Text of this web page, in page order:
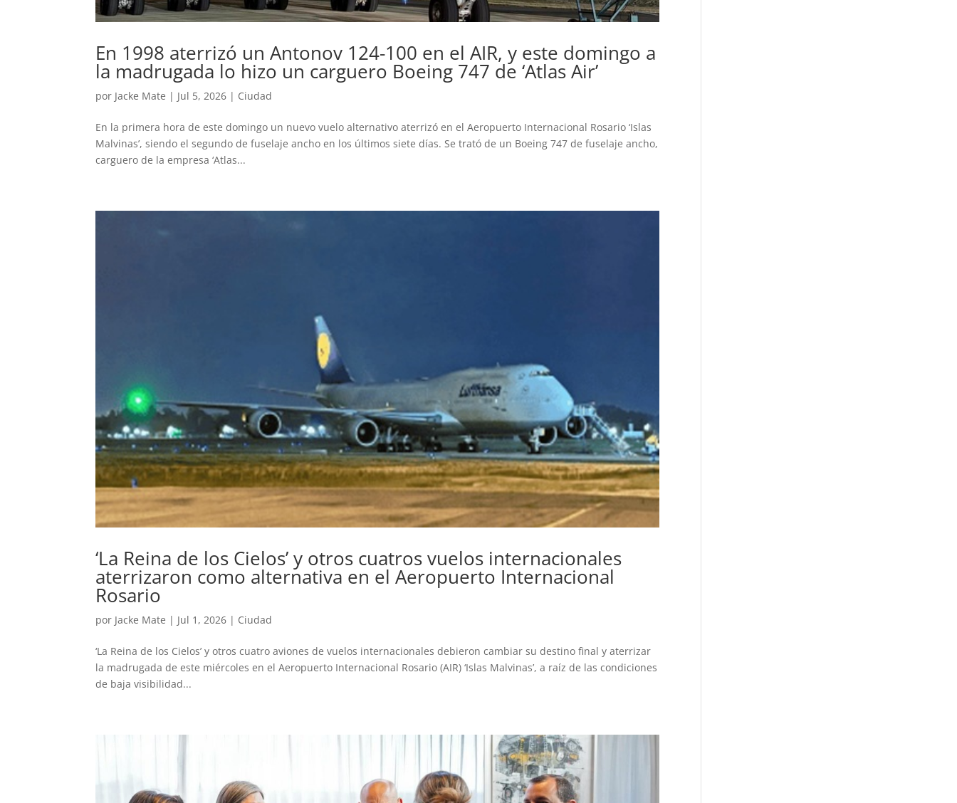
En 1998 aterrizó un Antonov 124-100 en el AIR, y este domingo a
la madrugada lo hizo un carguero Boeing 747 de ‘Atlas Air’
por Jacke Mate | Jul 5, 2026 | Ciudad
En la primera hora de este domingo un nuevo vuelo alternativo aterrizó en el Aeropuerto Internacional Rosario ‘Islas
Malvinas’, siendo el segundo de fuselaje ancho en los últimos siete días. Se trató de un Boeing 747 de fuselaje ancho,
carguero de la empresa ‘Atlas...
‘La Reina de los Cielos’ y otros cuatros vuelos internacionales
aterrizaron como alternativa en el Aeropuerto Internacional
Rosario
por Jacke Mate | Jul 1, 2026 | Ciudad
‘La Reina de los Cielos’ y otros cuatro aviones de vuelos internacionales debieron cambiar su destino final y aterrizar
la madrugada de este miércoles en el Aeropuerto Internacional Rosario (AIR) ‘Islas Malvinas’, a raíz de las condiciones
de baja visibilidad...